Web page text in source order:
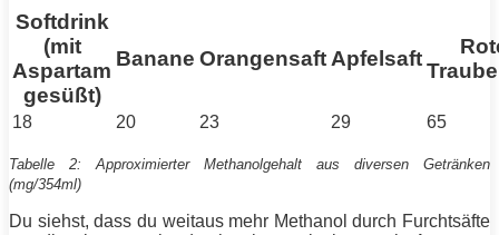
Softdrink
(mit
Aspartam
gesüßt)
Banane OrangensaftApfelsaft
18 20 23 29 65
Tabelle 2: Approximierter Methanolgehalt aus diversen Getränken
(mg/354ml)
Du siehst, dass du weitaus mehr Methanol durch Furchtsäfte